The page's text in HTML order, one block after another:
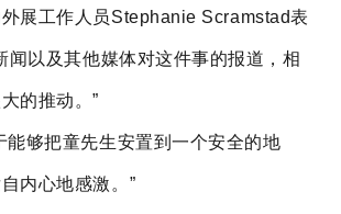
展工作人员Stephanie Scramstad表
闻以及其他媒体对这件事的报道，相
的推动。”
能够把童先生安置到一个安全的地
内心地感激。”